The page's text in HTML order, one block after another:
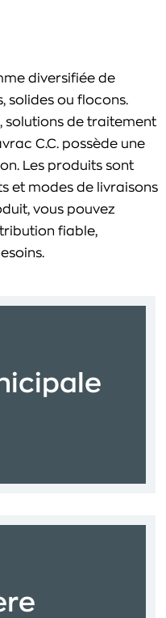
diversifiée de
solides ou flocons.
solutions de traitement
C.C. possède une
Les produits sont
et modes de livraisons
vous pouvez
fiable,